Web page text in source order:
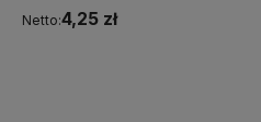
Netto:4,25 zł